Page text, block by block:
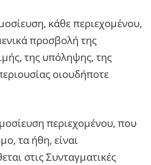
κάθε περιεχομένου,
προσβολή της
της υπόληψης, της
οιουδήποτε
περιεχομένου, που
τα ήθη, είναι
στις Συνταγματικές